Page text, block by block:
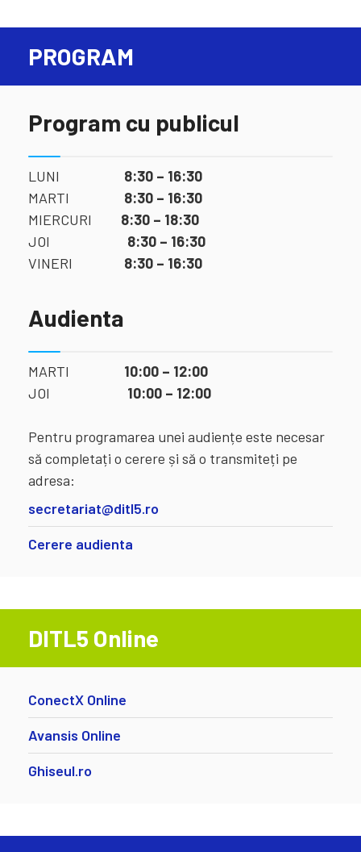
PROGRAM
Program cu publicul
LUNI 8:30 – 16:30
MARTI 8:30 – 16:30
MIERCURI 8:30 – 18:30
JOI 8:30 – 16:30
VINERI 8:30 – 16:30
Audienta
MARTI 10:00 – 12:00
JOI 10:00 – 12:00
Pentru programarea unei audiențe este necesar
să completați o cerere și să o transmiteți pe
adresa:
secretariat@ditl5.ro
Cerere audienta
DITL5 Online
ConectX Online
Avansis Online
Ghiseul.ro